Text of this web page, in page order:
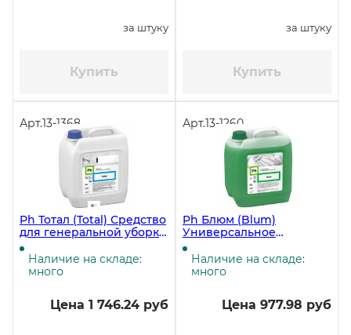
за штуку
Купить
за штуку
Купить
Арт.13-1368
Ph Тотал (Total) Средство
для генеральной уборки
полов и поверхностей, 5
литров ЧЗ
Наличие на складе:
много
Цена 1 746.24 руб
Арт.13-1260
Ph Блюм (Blum)
Универсальное
обезжиривающее
средство, 5 литров ЧЗ
Наличие на складе:
много
Цена 977.98 руб